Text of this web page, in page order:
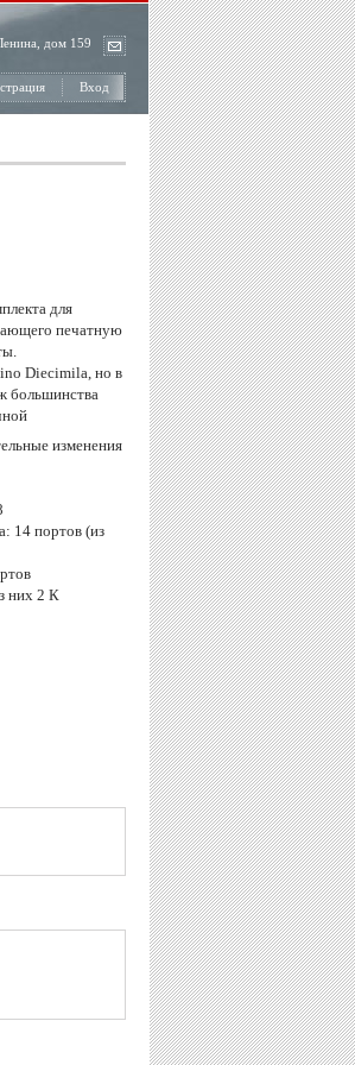
дом 159
Вход
для
печатную
Diecimila, но в
большинства
изменения
14 портов (из
них 2 К